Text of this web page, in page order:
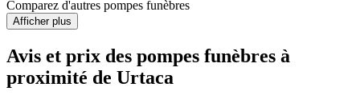
Comparez d'autres pompes funèbres
Afficher plus
Avis et prix des pompes funèbres à
proximité de Urtaca